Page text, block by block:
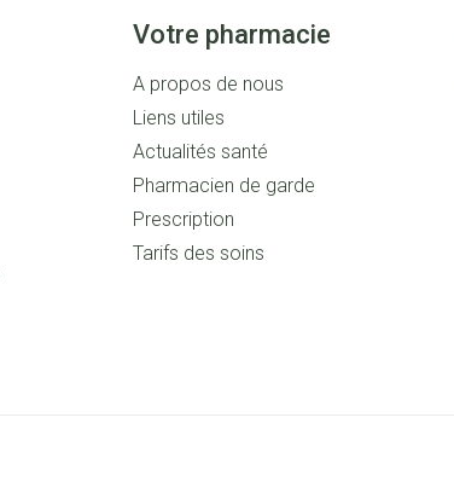
Votre pharmacie
A propos de nous
Liens utiles
Actualités santé
Pharmacien de garde
Prescription
Tarifs des soins